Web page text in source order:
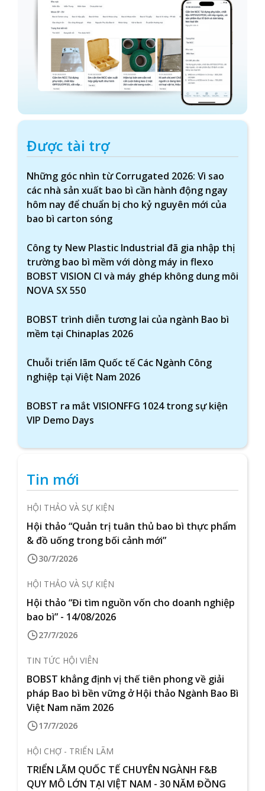
Được tài trợ
Những góc nhìn từ Corrugated 2026: Vì sao
các nhà sản xuất bao bì cần hành động ngay
hôm nay để chuẩn bị cho kỷ nguyên mới của
bao bì carton sóng
Công ty New Plastic Industrial đã gia nhập thị
trường bao bì mềm với dòng máy in flexo
BOBST VISION CI và máy ghép không dung môi
NOVA SX 550
BOBST trình diễn tương lai của ngành Bao bì
mềm tại Chinaplas 2026
Chuỗi triển lãm Quốc tế Các Ngành Công
nghiệp tại Việt Nam 2026
BOBST ra mắt VISIONFFG 1024 trong sự kiện
VIP Demo Days
Tin mới
HỘI THẢO VÀ SỰ KIỆN
Hội thảo “Quản trị tuân thủ bao bì thực phẩm
& đồ uống trong bối cảnh mới”
30/7/2026
HỘI THẢO VÀ SỰ KIỆN
Hội thảo “Đi tìm nguồn vốn cho doanh nghiệp
bao bì” - 14/08/2026
27/7/2026
TIN TỨC HỘI VIÊN
BOBST khẳng định vị thế tiên phong về giải
pháp Bao bì bền vững ở Hội thảo Ngành Bao Bì
Việt Nam năm 2026
17/7/2026
HỘI CHỢ - TRIỂN LÃM
TRIỂN LÃM QUỐC TẾ CHUYÊN NGÀNH F&B
QUY MÔ LỚN TẠI VIỆT NAM - 30 NĂM ĐỒNG